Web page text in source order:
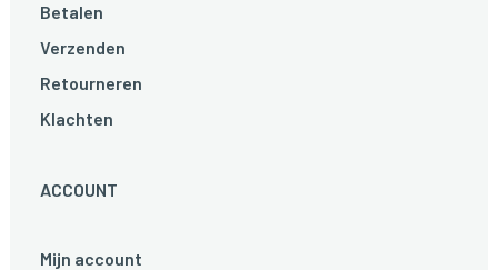
Betalen
Verzenden
Retourneren
Klachten
ACCOUNT
Mijn account